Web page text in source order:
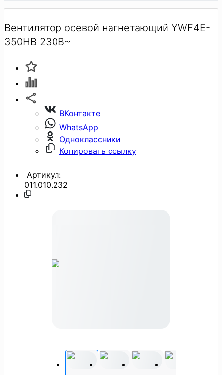
Вентилятор осевой нагнетающий YWF4E-
350HB 230В~
ВКонтакте
WhatsApp
Одноклассники
Копировать ссылку
Артикул:
011.010.232